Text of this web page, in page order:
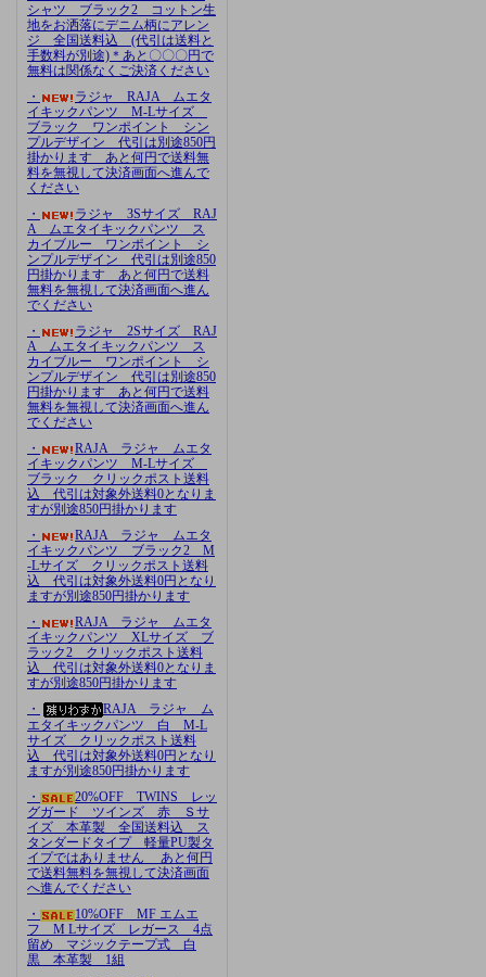
シャツ ブラック2 コットン生
地をお洒落にデニム柄にアレン
ジ 全国送料込 (代引は送料と
手数料が別途)＊あと〇〇〇円で
無料は関係なくご決済ください
・
ラジャ RAJA ムエタ
イキックパンツ M-Lサイズ
ブラック ワンポイント シン
プルデザイン 代引は別途850円
掛かります あと何円で送料無
料を無視して決済画面へ進んで
ください
・
ラジャ 3Sサイズ RAJ
A ムエタイキックパンツ ス
カイブルー ワンポイント シ
ンプルデザイン 代引は別途850
円掛かります あと何円で送料
無料を無視して決済画面へ進ん
でください
・
ラジャ 2Sサイズ RAJ
A ムエタイキックパンツ ス
カイブルー ワンポイント シ
ンプルデザイン 代引は別途850
円掛かります あと何円で送料
無料を無視して決済画面へ進ん
でください
・
RAJA ラジャ ムエタ
イキックパンツ M-Lサイズ
ブラック クリックポスト送料
込 代引は対象外送料0となりま
すが別途850円掛かります
・
RAJA ラジャ ムエタ
イキックパンツ ブラック2 M
-Lサイズ クリックポスト送料
込 代引は対象外送料0円となり
ますが別途850円掛かります
・
RAJA ラジャ ムエタ
イキックパンツ XLサイズ ブ
ラック2 クリックポスト送料
込 代引は対象外送料0となりま
すが別途850円掛かります
・
RAJA ラジャ ム
エタイキックパンツ 白 M-L
サイズ クリックポスト送料
込 代引は対象外送料0円となり
ますが別途850円掛かります
・
20%OFF TWINS レッ
グガード ツインズ 赤 Ｓサ
イズ 本革製 全国送料込 ス
タンダードタイプ 軽量PU製タ
イプではありません あと何円
で送料無料を無視して決済画面
へ進んでください
・
10%OFF MF エムエ
フ M Lサイズ レガース 4点
留め マジックテープ式 白
黒 本革製 1組